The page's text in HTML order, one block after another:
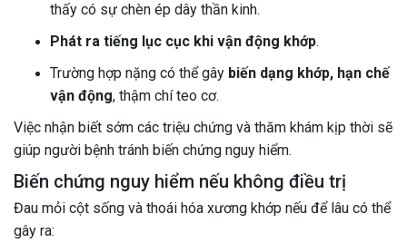
thấy có sự chèn ép dây thần kinh.
Phát ra tiếng lục cục khi vận động khớp.
Trường hợp nặng có thể gây biến dạng khớp, hạn chế
vận động, thậm chí teo cơ.
Việc nhận biết sớm các triệu chứng và thăm khám kịp thời sẽ
giúp người bệnh tránh biến chứng nguy hiểm.
Biến chứng nguy hiểm nếu không điều trị
Đau mỏi cột sống và thoái hóa xương khớp nếu để lâu có thể
gây ra: